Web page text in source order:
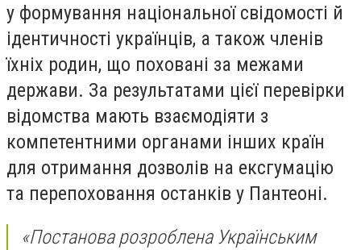
у формування національної свідомості й
ідентичності українців, а також членів
їхніх родин, що поховані за межами
держави. За результатами цієї перевірки
відомства мають взаємодіяти з
компетентними органами інших країн
для отримання дозволів на ексгумацію
та перепоховання останків у Пантеоні.
«Постанова розроблена Українським